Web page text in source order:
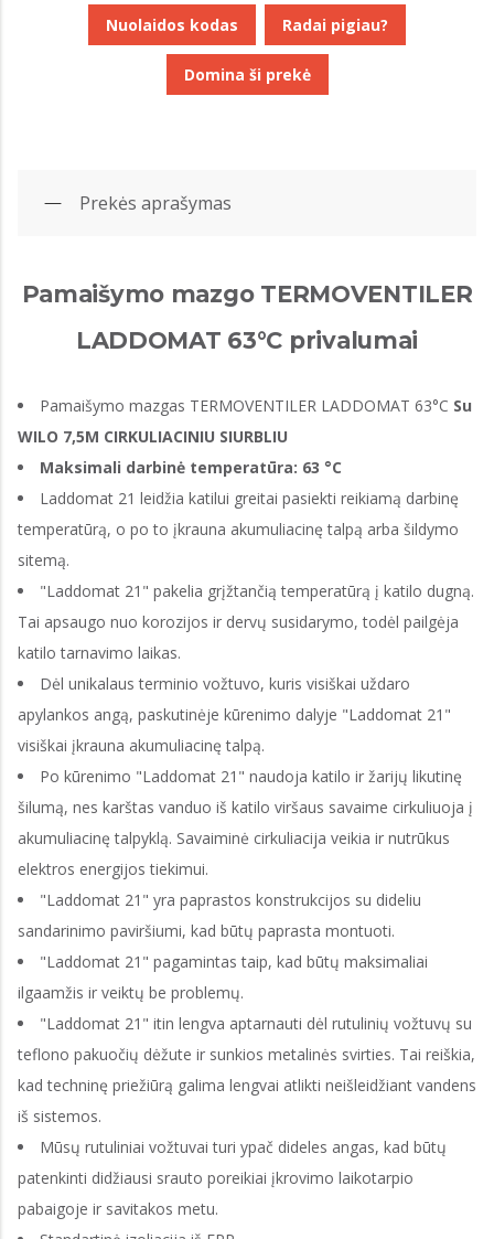
Nuolaidos kodas Radai pigiau?
Domina ši prekė
Prekės aprašymas
Pamaišymo mazgo TERMOVENTILER
LADDOMAT 63°C privalumai
Pamaišymo mazgas TERMOVENTILER LADDOMAT 63°C Su
WILO 7,5M CIRKULIACINIU SIURBLIU
Maksimali darbinė temperatūra: 63 °C
Laddomat 21 leidžia katilui greitai pasiekti reikiamą darbinę
temperatūrą, o po to įkrauna akumuliacinę talpą arba šildymo
sitemą.
"Laddomat 21" pakelia grįžtančią temperatūrą į katilo dugną.
Tai apsaugo nuo korozijos ir dervų susidarymo, todėl pailgėja
katilo tarnavimo laikas.
Dėl unikalaus terminio vožtuvo, kuris visiškai uždaro
apylankos angą, paskutinėje kūrenimo dalyje "Laddomat 21"
visiškai įkrauna akumuliacinę talpą.
Po kūrenimo "Laddomat 21" naudoja katilo ir žarijų likutinę
šilumą, nes karštas vanduo iš katilo viršaus savaime cirkuliuoja į
akumuliacinę talpyklą. Savaiminė cirkuliacija veikia ir nutrūkus
elektros energijos tiekimui.
"Laddomat 21" yra paprastos konstrukcijos su dideliu
sandarinimo paviršiumi, kad būtų paprasta montuoti.
"Laddomat 21" pagamintas taip, kad būtų maksimaliai
ilgaamžis ir veiktų be problemų.
"Laddomat 21" itin lengva aptarnauti dėl rutulinių vožtuvų su
teflono pakuočių dėžute ir sunkios metalinės svirties. Tai reiškia,
kad techninę priežiūrą galima lengvai atlikti neišleidžiant vandens
iš sistemos.
Mūsų rutuliniai vožtuvai turi ypač dideles angas, kad būtų
patenkinti didžiausi srauto poreikiai įkrovimo laikotarpio
pabaigoje ir savitakos metu.